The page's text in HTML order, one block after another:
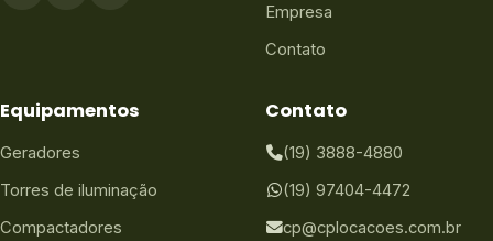
Empresa
Contato
Equipamentos
Geradores
Torres de iluminação
Compactadores
Contato
(19) 3888-4880
(19) 97404-4472
cp@cplocacoes.com.br